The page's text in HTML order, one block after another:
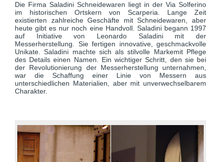
Die Firma Saladini Schneidewaren liegt in der Via Solferino
im historischen Ortskern von Scarperia. Lange Zeit
existierten zahlreiche Geschäfte mit Schneidewaren, aber
heute gibt es nur noch eine Handvoll. Saladini begann 1997
auf Initiative von Leonardo Saladini mit der
Messerherstellung. Sie fertigen innovative, geschmackvolle
Unikate. Saladini machte sich als stilvolle Markemit Pflege
des Details einen Namen. Ein wichtiger Schritt, den sie bei
der Revolutionierung der Messerherstellung unternahmen,
war die Schaffung einer Linie von Messern aus
unterschiedlichen Materialien, aber mit unverwechselbarem
Charakter.